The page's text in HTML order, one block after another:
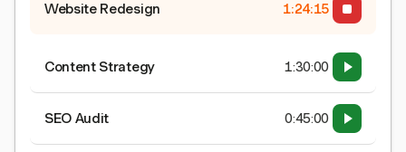
Website Redesign 1:24:15
Content Strategy 1:30:00
SEO Audit 0:45:00